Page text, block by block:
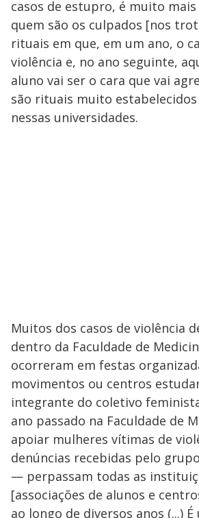
casos de estupro, é muito
quem são os culpados [nos
rituais em que, em um ano, o
violência e, no ano seguinte,
aluno vai ser o cara que vai
são rituais muito
nessas universidades.
Muitos dos casos de violência
dentro da Faculdade de
ocorreram em festas
movimentos ou centros
integrante do coletivo
ano passado na Faculdade de
apoiar mulheres vítimas de
denúncias recebidas pelo grupo
— perpassam todas as
[associações de alunos e
ao longo de diversos anos (...)